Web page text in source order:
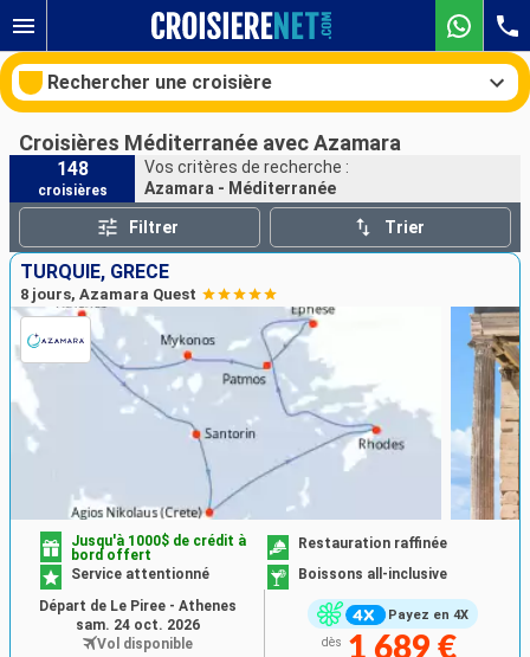
Rechercher une croisière
Nos destinations
Mois de départ
Ports Compagnies
Rechercher
Croisières Méditerranée avec Azamara
148
croisières
Vos critères de recherche :
Azamara - Méditerranée
Filtrer Trier
TURQUIE, GRÈCE
8 jours, Azamara Quest
Payez en 4X
Jusqu'à 1000$ de crédit à
bord offert
Restauration raffinée
Service attentionné
Boissons all-inclusive
dès 1 689 €
Départ de Le Piree - Athenes
sam. 24 oct. 2026
Vol disponible